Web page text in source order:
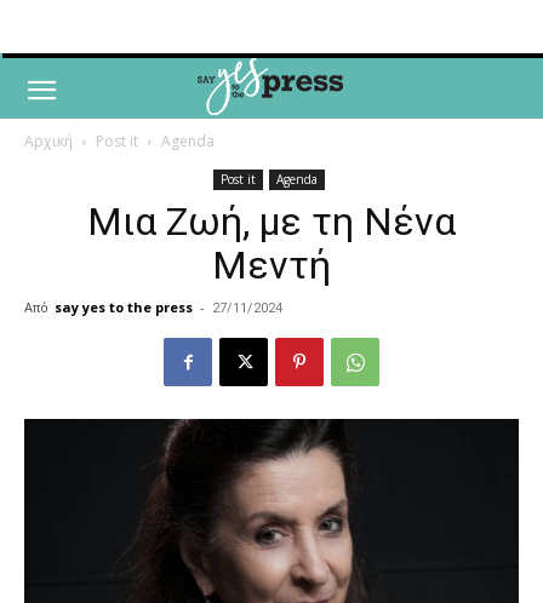
Αρχική Post it Agenda
Post it Agenda
Μια Ζωή, με τη Νένα
Μεντή
Από say yes to the press - 27/11/2024